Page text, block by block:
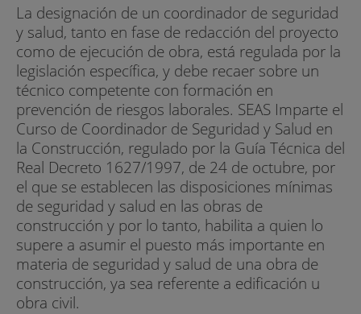
La designación de un coordinador de seguridad
y salud, tanto en fase de redacción del proyecto
como de ejecución de obra, está regulada por la
legislación específica, y debe recaer sobre un
técnico competente con formación en
prevención de riesgos laborales. SEAS Imparte el
Curso de Coordinador de Seguridad y Salud en
la Construcción, regulado por la Guía Técnica del
Real Decreto 1627/1997, de 24 de octubre, por
el que se establecen las disposiciones mínimas
de seguridad y salud en las obras de
construcción y por lo tanto, habilita a quien lo
supere a asumir el puesto más importante en
materia de seguridad y salud de una obra de
construcción, ya sea referente a edificación u
obra civil.